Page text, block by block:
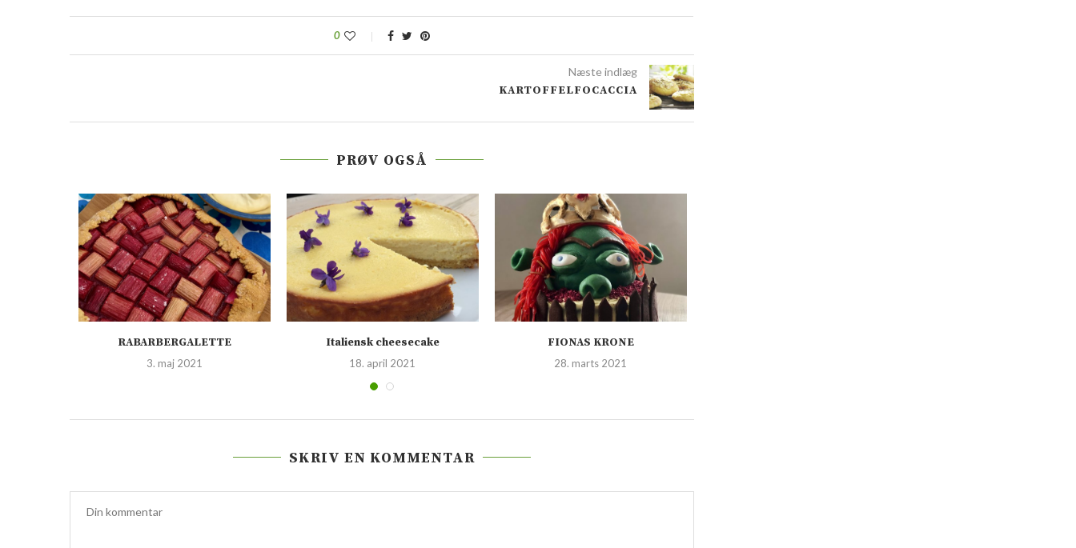
0
Næste indlæg
KARTOFFELFOCACCIA
PRØV OGSÅ
RABARBERGALETTE
3. maj 2021
Italiensk cheesecake
18. april 2021
FIONAS KRONE
28. marts 2021
SKRIV EN KOMMENTAR